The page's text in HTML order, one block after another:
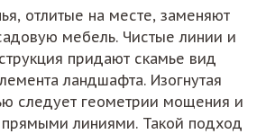
отлитые на месте, заменяют
мебель. Чистые линии и
придают скамье вид
ландшафта. Изогнутая
следует геометрии мощения и
линиями. Такой подход